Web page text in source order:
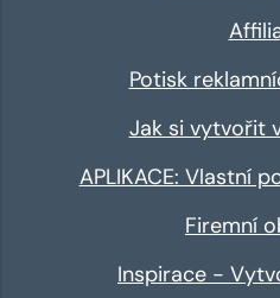
Potisk
Jak si vytvořit
APLIKACE: Vlastní
Firemní
Inspirace -